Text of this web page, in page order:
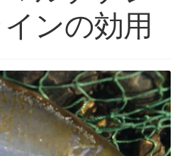
開
を
展
ニ
ュ
展
開
ブ
メ
ー
を
展
開
示
ンの効用